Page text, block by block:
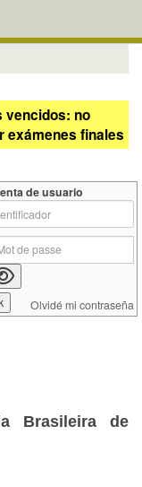
vencidos: no
exámenes finales
Brasileira de
de usuario
Olvidé mi contraseña